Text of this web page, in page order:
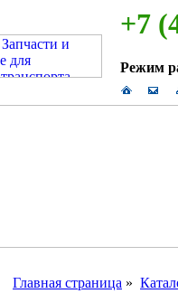
+7
Режим
Главная страница »